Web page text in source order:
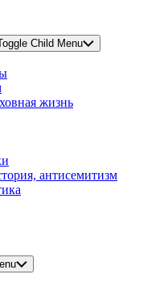
Child Menu
жизнь
антисемитизм